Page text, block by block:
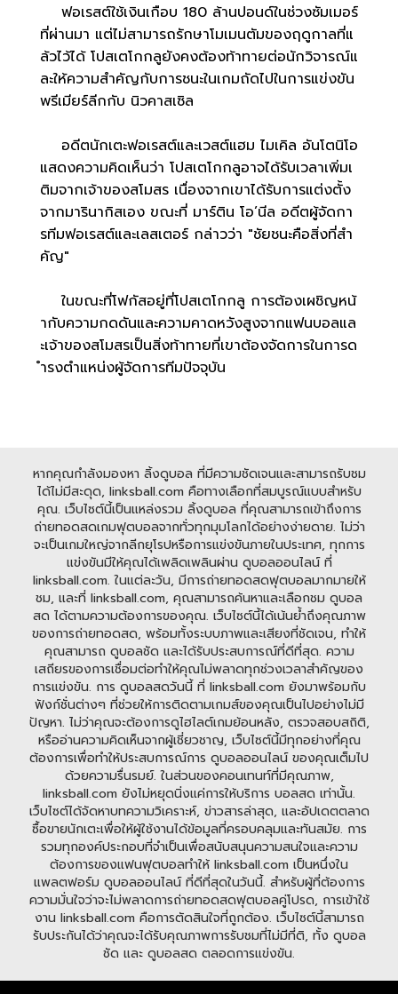
ฟอเรสต์ใช้เงินเกือบ 180 ล้านปอนด์ในช่วงซัมเมอร์
ที่ผ่านมา แต่ไม่สามารถรักษาโมเมนตัมของฤดูกาลที่แ
ล้วไว้ได้ โปสเตโกกลูยังคงต้องท้าทายต่อนักวิจารณ์แ
ละให้ความสำคัญกับการชนะในเกมถัดไปในการแข่งขัน
พรีเมียร์ลีกกับ นิวคาสเซิล
อดีตนักเตะฟอเรสต์และเวสต์แฮม ไมเคิล อันโตนิโอ
แสดงความคิดเห็นว่า โปสเตโกกลูอาจได้รับเวลาเพิ่มเ
ติมจากเจ้าของสโมสร เนื่องจากเขาได้รับการแต่งตั้ง
จากมารินากิสเอง ขณะที่ มาร์ติน โอ’นีล อดีตผู้จัดกา
รทีมฟอเรสต์และเลสเตอร์ กล่าวว่า "ชัยชนะคือสิ่งที่สำ
คัญ"
ในขณะที่โฟกัสอยู่ที่โปสเตโกกลู การต้องเผชิญหน้
ากับความกดดันและความคาดหวังสูงจากแฟนบอลแล
ะเจ้าของสโมสรเป็นสิ่งท้าทายที่เขาต้องจัดการในการด
ำรงตำแหน่งผู้จัดการทีมปัจจุบัน
หากคุณกำลังมองหา ลิ้งดูบอล ที่มีความชัดเจนและสามารถรับชม
ได้ไม่มีสะดุด, linksball.com คือทางเลือกที่สมบูรณ์แบบสำหรับ
คุณ. เว็บไซต์นี้เป็นแหล่งรวม ลิ้งดูบอล ที่คุณสามารถเข้าถึงการ
ถ่ายทอดสดเกมฟุตบอลจากทั่วทุกมุมโลกได้อย่างง่ายดาย. ไม่ว่า
จะเป็นเกมใหญ่จากลีกยุโรปหรือการแข่งขันภายในประเทศ, ทุกการ
แข่งขันมีให้คุณได้เพลิดเพลินผ่าน ดูบอลออนไลน์ ที่
linksball.com. ในแต่ละวัน, มีการถ่ายทอดสดฟุตบอลมากมายให้
ชม, และที่ linksball.com, คุณสามารถค้นหาและเลือกชม ดูบอล
สด ได้ตามความต้องการของคุณ. เว็บไซต์นี้ได้เน้นย้ำถึงคุณภาพ
ของการถ่ายทอดสด, พร้อมทั้งระบบภาพและเสียงที่ชัดเจน, ทำให้
คุณสามารถ ดูบอลชัด และได้รับประสบการณ์ที่ดีที่สุด. ความ
เสถียรของการเชื่อมต่อทำให้คุณไม่พลาดทุกช่วงเวลาสำคัญของ
การแข่งขัน. การ ดูบอลสดวันนี้ ที่ linksball.com ยังมาพร้อมกับ
ฟังก์ชั่นต่างๆ ที่ช่วยให้การติดตามเกมส์ของคุณเป็นไปอย่างไม่มี
ปัญหา. ไม่ว่าคุณจะต้องการดูไฮไลต์เกมย้อนหลัง, ตรวจสอบสถิติ,
หรืออ่านความคิดเห็นจากผู้เชี่ยวชาญ, เว็บไซต์นี้มีทุกอย่างที่คุณ
ต้องการเพื่อทำให้ประสบการณ์การ ดูบอลออนไลน์ ของคุณเต็มไป
ด้วยความรื่นรมย์. ในส่วนของคอนเทนท์ที่มีคุณภาพ,
linksball.com ยังไม่หยุดนิ่งแค่การให้บริการ บอลสด เท่านั้น.
เว็บไซต์ได้จัดหาบทความวิเคราะห์, ข่าวสารล่าสุด, และอัปเดตตลาด
ซื้อขายนักเตะเพื่อให้ผู้ใช้งานได้ข้อมูลที่ครอบคลุมและทันสมัย. การ
รวมทุกองค์ประกอบที่จำเป็นเพื่อสนับสนุนความสนใจและความ
ต้องการของแฟนฟุตบอลทำให้ linksball.com เป็นหนึ่งใน
แพลตฟอร์ม ดูบอลออนไลน์ ที่ดีที่สุดในวันนี้. สำหรับผู้ที่ต้องการ
ความมั่นใจว่าจะไม่พลาดการถ่ายทอดสดฟุตบอลคู่โปรด, การเข้าใช้
งาน linksball.com คือการตัดสินใจที่ถูกต้อง. เว็บไซต์นี้สามารถ
รับประกันได้ว่าคุณจะได้รับคุณภาพการรับชมที่ไม่มีที่ติ, ทั้ง ดูบอล
ชัด และ ดูบอลสด ตลอดการแข่งขัน.